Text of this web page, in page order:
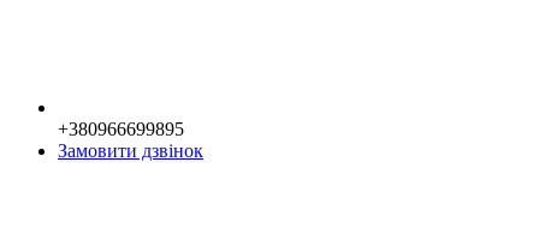
+380966699895
Замовити дзвінок